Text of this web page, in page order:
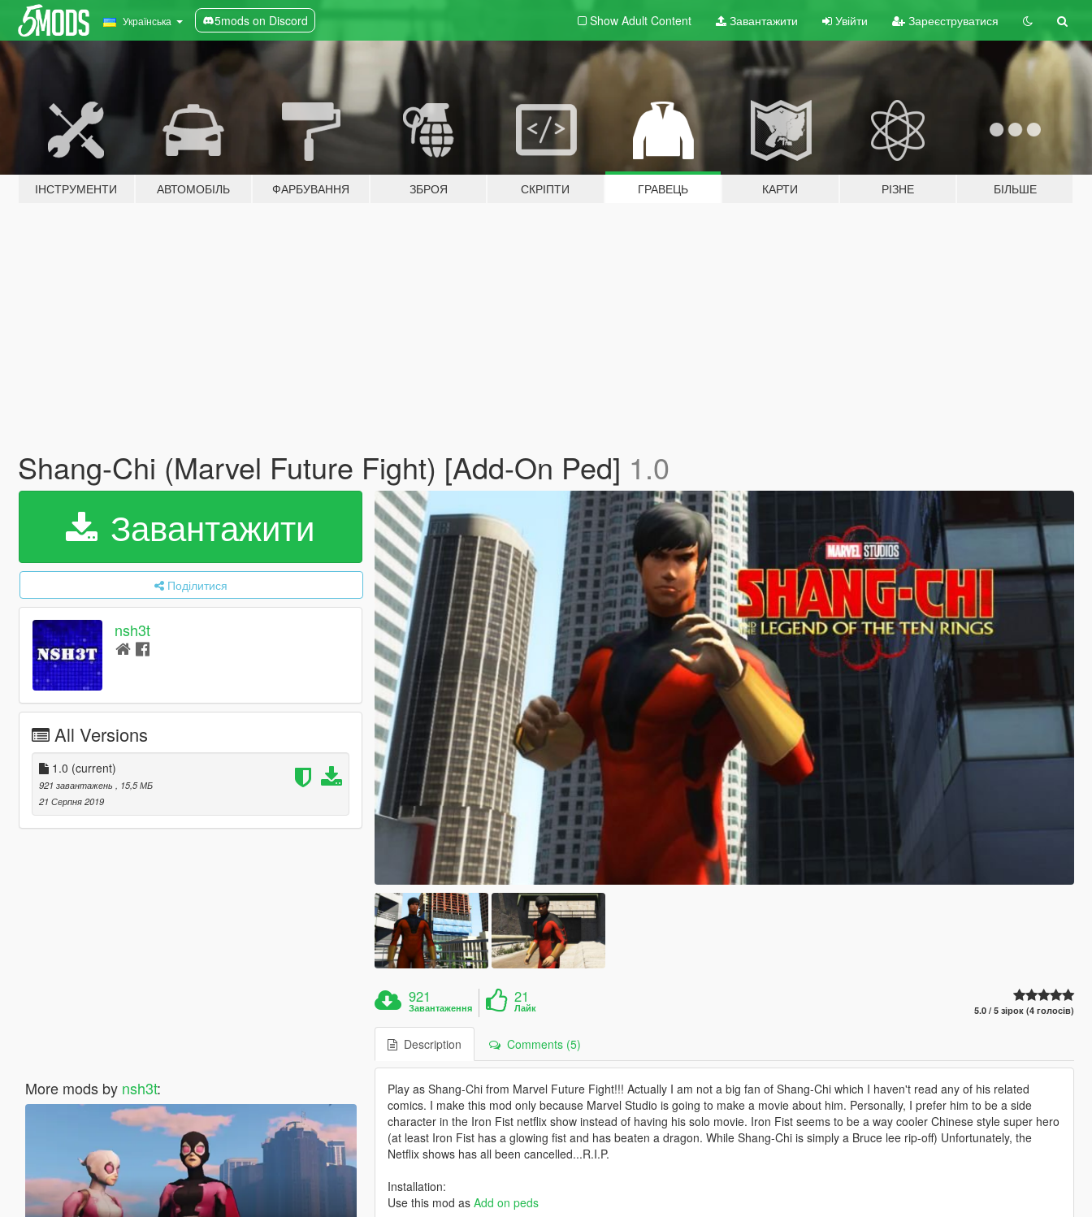
Українська 5mods on Discord Show Adult Content Завантажити Увійти Зареєструватися
ІНСТРУМЕНТИ АВТОМОБІЛЬ ФАРБУВАННЯ ЗБРОЯ СКРІПТИ ГРАВЕЦЬ КАРТИ РІЗНЕ БІЛЬШЕ
Shang-Chi (Marvel Future Fight) [Add-On Ped] 1.0
Завантажити
Поділитися
nsh3t
All Versions
1.0 (current)
921 завантажень
, 15,5 МБ
21 Серпня 2019
More mods by nsh3t:
921
Завантаження
21
Лайк 5.0 / 5 зірок (4 голосів)
Description Comments (5)
Play as Shang-Chi from Marvel Future Fight!!! Actually I am not a big fan of Shang-Chi which I haven't read any of his related
comics. I make this mod only because Marvel Studio is going to make a movie about him. Personally, I prefer him to be a side
character in the Iron Fist netflix show instead of having his solo movie. Iron Fist seems to be a way cooler Chinese style super hero
(at least Iron Fist has a glowing fist and has beaten a dragon. While Shang-Chi is simply a Bruce lee rip-off) Unfortunately, the
Netflix shows has all been cancelled...R.I.P.
Installation:
Use this mod as Add on peds